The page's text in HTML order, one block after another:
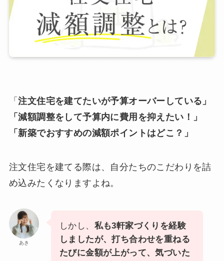
「注文住宅を建てたいが予算オーバーしている」
「減額調整をして予算内に費用を抑えたい！」
「新築でおすすめの減額ポイントはどこ？」
注文住宅を建てる際は、自分たちのこだわりを詰
め込みたくなりますよね。
あき
しかし、 私も3軒家づくりを経験
しましたが、打ち合わせを重ねる
たびに金額が上がって、気づいた